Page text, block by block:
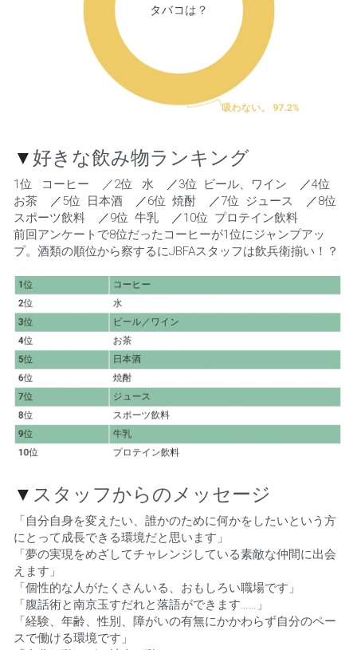
▼ 好きな飲み物ランキング
1位   コーヒー    ／2位   水 ／3位  ビール、ワイン ／4位
お茶
／5位  日本酒 ／6位  焼酎 ／7位  ジュース ／8位
スポーツ飲料
／9位  牛乳 ／10位  プロテイン飲料
前回アンケートで8位だったコーヒーが1位にジャンプアッ
プ。酒類の順位から察するにJBFAスタッフは飲兵衛揃い！？
▼ スタッフからのメッセージ
「自分自身を変えたい、誰かのために何かをしたいという方
にとって成長できる環境だと思います」
「夢の実現をめざしてチャレンジしている素敵な仲間に出会
えます」
「個性的な人がたくさんいる、おもしろい職場です」
「腹話術と南京玉すだれと落語ができます……」
「経験、年齢、性別、障がいの有無にかかわらず自分のペー
スで働ける環境です」